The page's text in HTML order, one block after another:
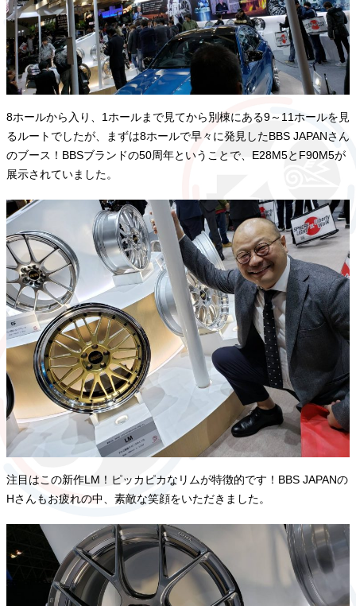
8ホールから入り、1ホールまで見てから別棟にある9～11ホールを見
るルートでしたが、まずは8ホールで早々に発見したBBS JAPANさん
のブース！BBSブランドの50周年ということで、E28M5とF90M5が
展示されていました。
注目はこの新作LM！ピッカピカなリムが特徴的です！BBS JAPANの
Hさんもお疲れの中、素敵な笑顔をいただきました。